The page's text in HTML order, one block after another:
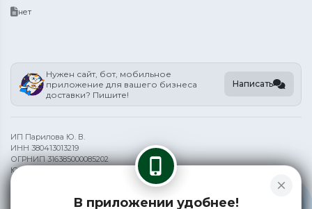
нет
Нужен сайт, бот, мобильное
приложение для вашего бизнеса
доставки? Пишите!
Написать
ИП Парилова Ю. В.
ИНН 380413013219
ОГРНИП 316385000085202
Юр. адрес: Иркутск, ул Верхняя Набережная 145/9
Информация на сайте носит справочный характер и не является
публичной офертой
close
phone_iphone
В приложении удобнее!